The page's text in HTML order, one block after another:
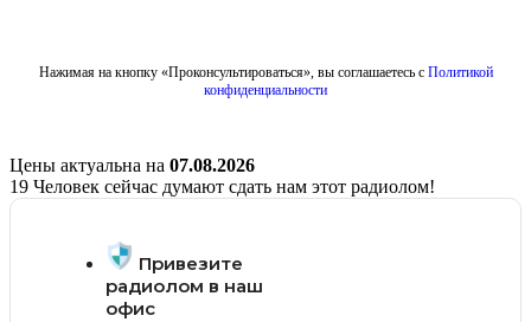
Нажимая на кнопку «Проконсультироваться», вы соглашаетесь с Политикой
конфиденциальности
Цены актуальна на 07.08.2026
19 Человек сейчас думают сдать нам этот радиолом!
Привезите
радиолом в наш
офис